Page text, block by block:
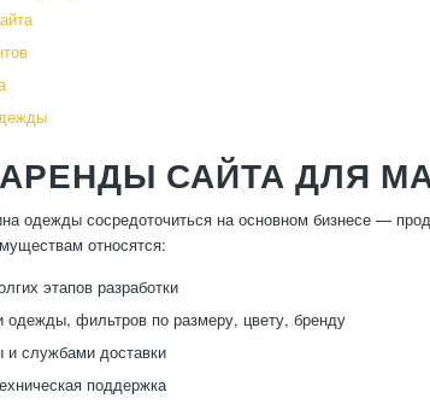
САЙТА ДЛЯ
одежды сосредоточиться на основном бизнесе —
относятся:
этапов разработки
одежды, фильтров по размеру, цвету, бренду
и службами доставки
поддержка